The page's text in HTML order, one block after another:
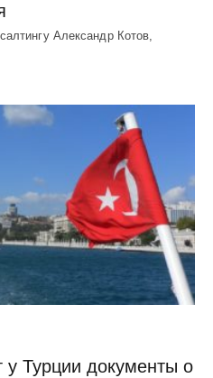
Александр Котов,
у Турции документы о